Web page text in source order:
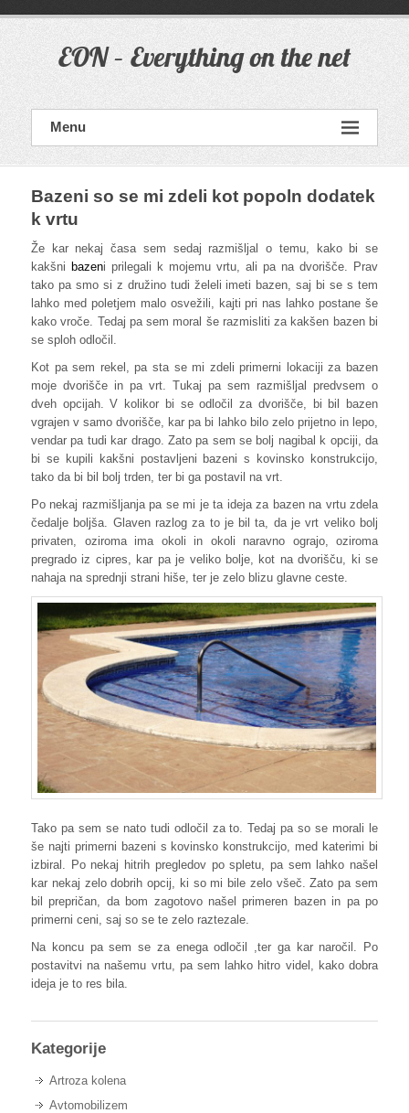
EON – Everything on the net
Menu
Bazeni so se mi zdeli kot popoln dodatek
k vrtu
Že kar nekaj časa sem sedaj razmišljal o temu, kako bi se
kakšni bazeni prilegali k mojemu vrtu, ali pa na dvorišče. Prav
tako pa smo si z družino tudi želeli imeti bazen, saj bi se s tem
lahko med poletjem malo osvežili, kajti pri nas lahko postane še
kako vroče. Tedaj pa sem moral še razmisliti za kakšen bazen bi
se sploh odločil.
Kot pa sem rekel, pa sta se mi zdeli primerni lokaciji za bazen
moje dvorišče in pa vrt. Tukaj pa sem razmišljal predvsem o
dveh opcijah. V kolikor bi se odločil za dvorišče, bi bil bazen
vgrajen v samo dvorišče, kar pa bi lahko bilo zelo prijetno in lepo,
vendar pa tudi kar drago. Zato pa sem se bolj nagibal k opciji, da
bi se kupili kakšni postavljeni bazeni s kovinsko konstrukcijo,
tako da bi bil bolj trden, ter bi ga postavil na vrt.
Po nekaj razmišljanja pa se mi je ta ideja za bazen na vrtu zdela
čedalje boljša. Glaven razlog za to je bil ta, da je vrt veliko bolj
privaten, oziroma ima okoli in okoli naravno ograjo, oziroma
pregrado iz cipres, kar pa je veliko bolje, kot na dvorišču, ki se
nahaja na sprednji strani hiše, ter je zelo blizu glavne ceste.
Tako pa sem se nato tudi odločil za to. Tedaj pa so se morali le
še najti primerni bazeni s kovinsko konstrukcijo, med katerimi bi
izbiral. Po nekaj hitrih pregledov po spletu, pa sem lahko našel
kar nekaj zelo dobrih opcij, ki so mi bile zelo všeč. Zato pa sem
bil prepričan, da bom zagotovo našel primeren bazen in pa po
primerni ceni, saj so se te zelo raztezale.
Na koncu pa sem se za enega odločil ,ter ga kar naročil. Po
postavitvi na našemu vrtu, pa sem lahko hitro videl, kako dobra
ideja je to res bila.
Kategorije
Artroza kolena
Avtomobilizem